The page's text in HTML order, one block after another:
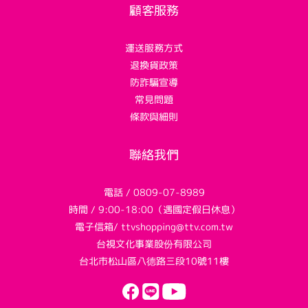
顧客服務
運送服務方式
退換貨政策
防詐騙宣導
常見問題
條款與細則
聯絡我們
電話 / 0809-07-8989
時間 / 9:00-18:00（遇國定假日休息）
電子信箱/ ttvshopping@ttv.com.tw
台視文化事業股份有限公司
台北市松山區八德路三段10號11樓